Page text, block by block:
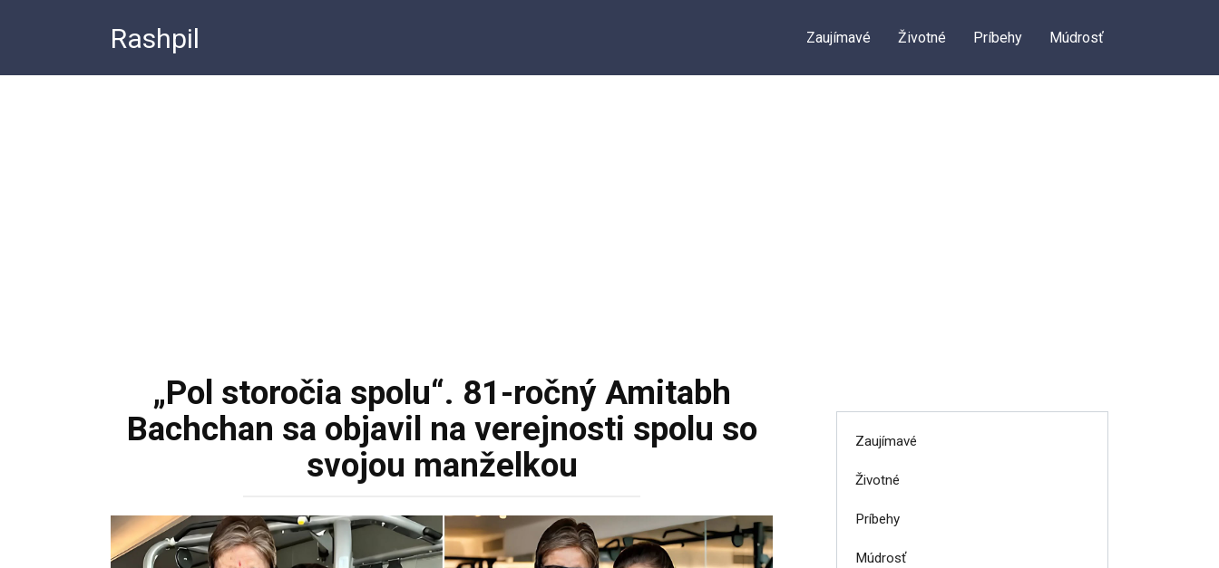
Rashpil Zaujímavé Životné Príbehy Múdrosť
„Pol storočia spolu“. 81-ročný Amitabh
Bachchan sa objavil na verejnosti spolu so
svojou manželkou
Zaujímavé
Životné
Príbehy
Múdrosť